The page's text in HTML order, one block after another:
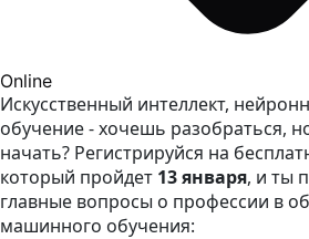
Online
Искусственный интеллект,
обучение - хочешь разобраться,
начать? Регистрируйся на
который пройдет 13 января, и ты
главные вопросы о профессии в
машинного обучения: